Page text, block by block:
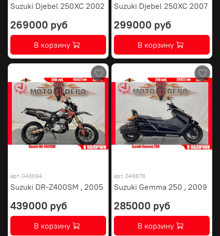
Suzuki Djebel 250XC 2002
269000 руб
В корзину
Suzuki Djebel 250XC 2007
299000 руб
В корзину
арт. 048694
Suzuki DR-Z400SM , 2005
439000 руб
В корзину
арт. 049678
Suzuki Gemma 250 , 2009
285000 руб
В корзину